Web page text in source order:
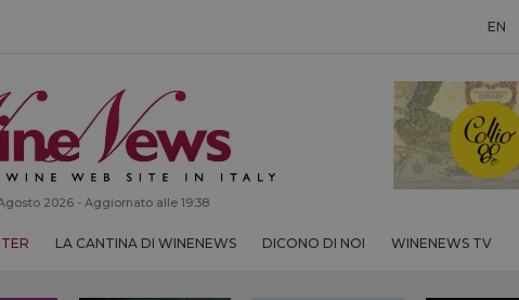
EN
2026 - Aggiornato alle 19:38
LA CANTINA DI WINENEWS DICONO DI NOI WINENEWS TV